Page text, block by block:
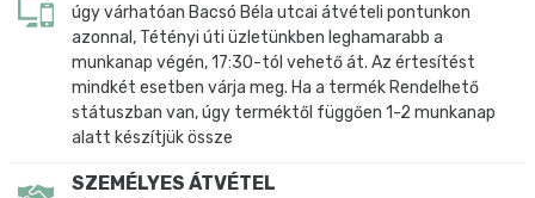
úgy várhatóan Bacsó Béla utcai átvételi pontunkon
azonnal, Tétényi úti üzletünkben leghamarabb a
munkanap végén, 17:30-tól vehető át. Az értesítést
mindkét esetben várja meg. Ha a termék Rendelhető
státuszban van, úgy terméktől függően 1-2 munkanap
alatt készítjük össze
SZEMÉLYES ÁTVÉTEL